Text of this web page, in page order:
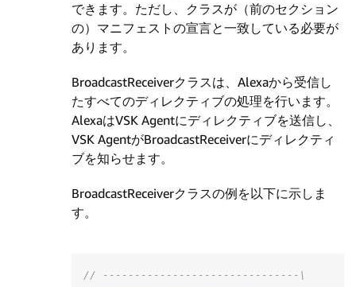
できます。ただし、クラスが（前のセクション
の）マニフェストの宣言と一致している必要が
あります。
BroadcastReceiverクラスは、Alexaから受信し
たすべてのディレクティブの処理を行います。
AlexaはVSK Agentにディレクティブを送信し、
VSK AgentがBroadcastReceiverにディレクティ
ブを知らせます。
BroadcastReceiverクラスの例を以下に示しま
す。
// -------------------------------\